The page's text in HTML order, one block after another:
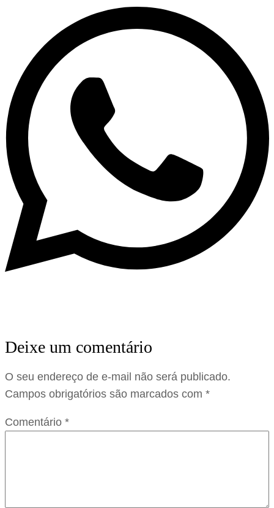
Deixe um comentário
O seu endereço de e-mail não será publicado.
Campos obrigatórios são marcados com *
Comentário *